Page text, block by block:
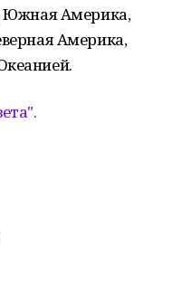
Южная Америка,
Америка,